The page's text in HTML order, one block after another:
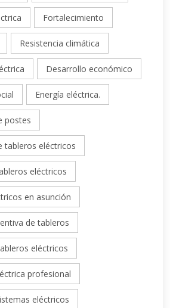
Fortalecimiento
Resistencia climática
Desarrollo económico
Energía eléctrica.
postes
tableros eléctricos
eléctricos
en asunción
de tableros
eléctricos
profesional
eléctricos